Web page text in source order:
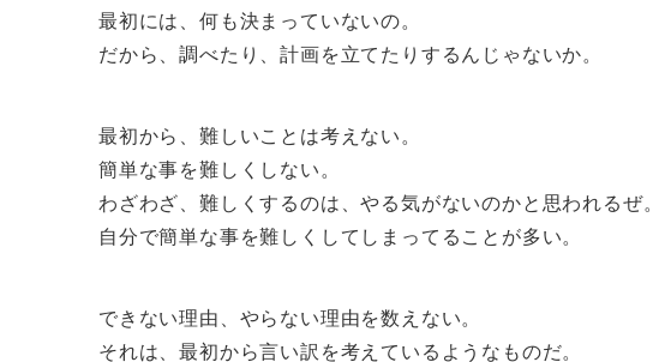
最初には、何も決まっていないの。
だから、調べたり、計画を立てたりするんじゃないか。
最初から、難しいことは考えない。
簡単な事を難しくしない。
わざわざ、難しくするのは、やる気がないのかと思われるぜ。
自分で簡単な事を難しくしてしまってることが多い。
できない理由、やらない理由を数えない。
それは、最初から言い訳を考えているようなものだ。